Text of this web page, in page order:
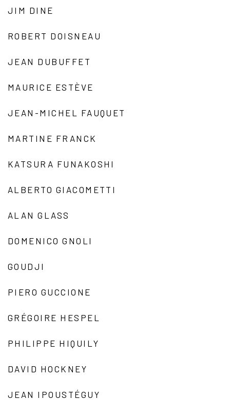
JIM DINE
ROBERT DOISNEAU
JEAN DUBUFFET
MAURICE ESTÈVE
JEAN-MICHEL FAUQUET
MARTINE FRANCK
KATSURA FUNAKOSHI
ALBERTO GIACOMETTI
ALAN GLASS
DOMENICO GNOLI
GOUDJI
PIERO GUCCIONE
GRÉGOIRE HESPEL
PHILIPPE HIQUILY
DAVID HOCKNEY
JEAN IPOUSTÉGUY